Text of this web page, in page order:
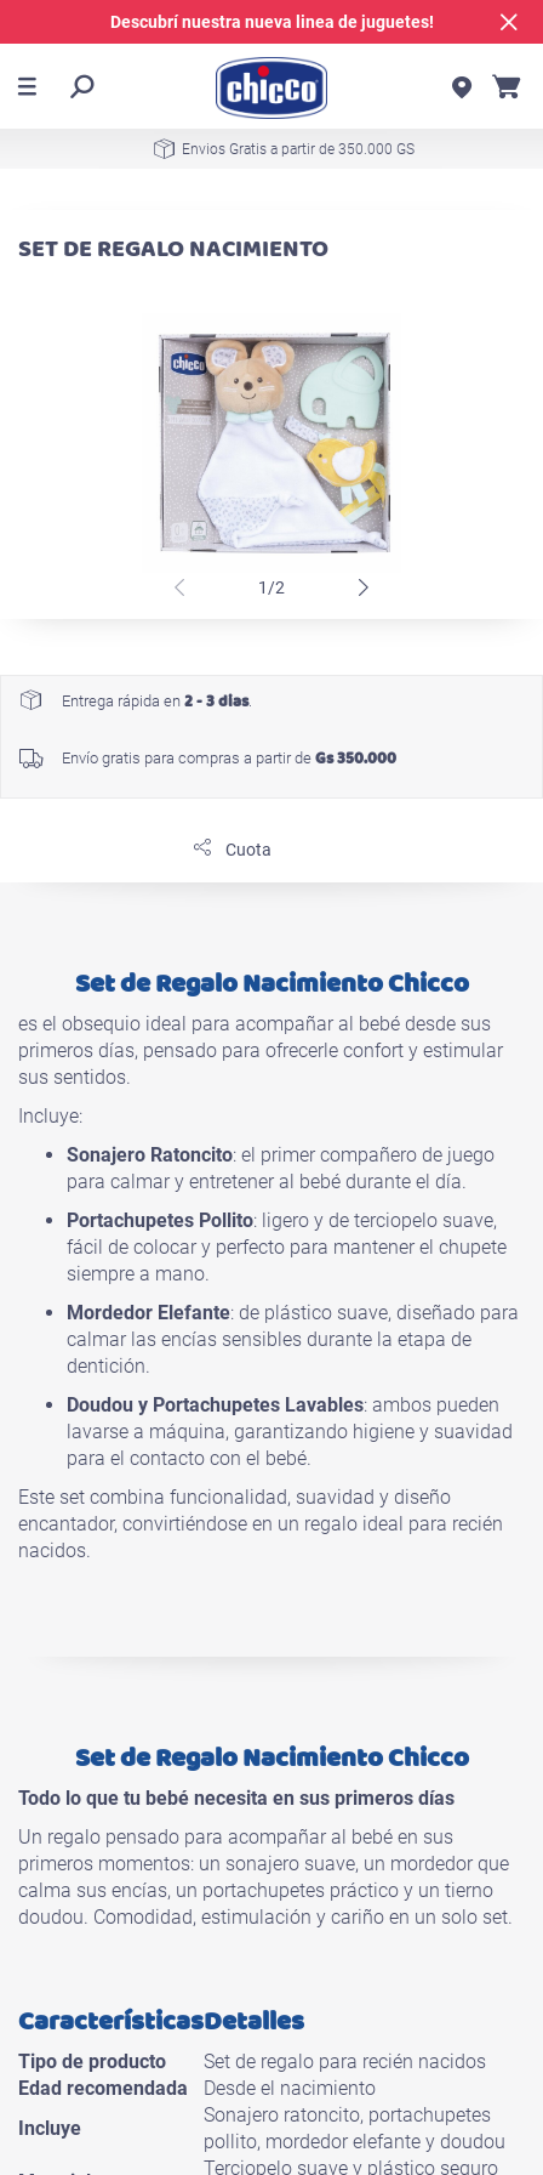
Descubrí nuestra nueva linea de juguetes!
Envios Gratis a partir de 350.000 GS
SET DE REGALO NACIMIENTO
1/2
Entrega rápida en 2 - 3 dias.
Envío gratis para compras a partir de Gs 350.000
Cuota
Set de Regalo Nacimiento Chicco
es el obsequio ideal para acompañar al bebé desde sus
primeros días, pensado para ofrecerle confort y estimular
sus sentidos.
Incluye:
Sonajero Ratoncito: el primer compañero de juego
para calmar y entretener al bebé durante el día.
Portachupetes Pollito: ligero y de terciopelo suave,
fácil de colocar y perfecto para mantener el chupete
siempre a mano.
Mordedor Elefante: de plástico suave, diseñado para
calmar las encías sensibles durante la etapa de
dentición.
Doudou y Portachupetes Lavables: ambos pueden
lavarse a máquina, garantizando higiene y suavidad
para el contacto con el bebé.
Este set combina funcionalidad, suavidad y diseño
encantador, convirtiéndose en un regalo ideal para recién
nacidos.
Set de Regalo Nacimiento Chicco
Todo lo que tu bebé necesita en sus primeros días
Un regalo pensado para acompañar al bebé en sus
primeros momentos: un sonajero suave, un mordedor que
calma sus encías, un portachupetes práctico y un tierno
doudou. Comodidad, estimulación y cariño en un solo set.
CaracterísticasDetalles
Tipo de producto
Set de regalo para recién nacidos
Edad recomendada
Desde el nacimiento
Incluye
Sonajero ratoncito, portachupetes
pollito, mordedor elefante y doudou
Terciopelo suave y plástico seguro